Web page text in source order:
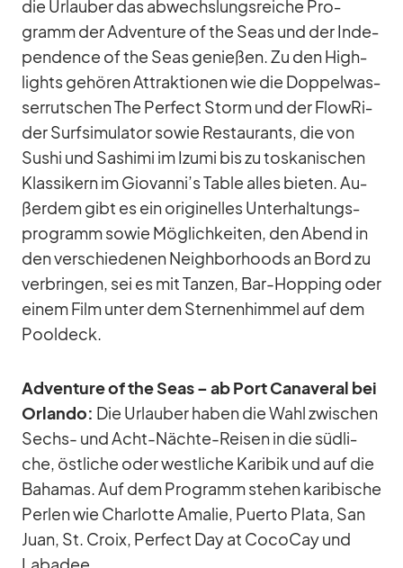
die Ur­lau­ber das ab­wechs­lungs­rei­che Pro­
gramm der Ad­ven­ture of the Seas und der In­de­
pen­dence of the Seas ge­nie­ßen. Zu den High­
lights ge­hö­ren At­trak­tio­nen wie die Dop­pel­was­
ser­rut­schen The Per­fect Storm und der FlowRi­
der Surf­si­mu­la­tor so­wie Re­stau­rants, die von
Su­shi und Sas­himi im Izumi bis zu tos­ka­ni­schen
Klas­si­kern im Giovanni’s Ta­ble al­les bie­ten. Au­
ßer­dem gibt es ein ori­gi­nel­les Un­ter­hal­tungs­
pro­gramm so­wie Mög­lich­kei­ten, den Abend in
den ver­schie­de­nen Neigh­bor­hoods an Bord zu
ver­brin­gen, sei es mit Tan­zen, Bar-Hop­ping oder
ei­nem Film un­ter dem Ster­nen­him­mel auf dem
Pool­deck.
Ad­ven­ture of the Seas – ab Port Ca­na­ve­ral bei
Or­lando: Die Ur­lau­ber ha­ben die Wahl zwi­schen
Sechs- und Acht-Nächte-Rei­sen in die süd­li­
che, öst­li­che oder west­li­che Ka­ri­bik und auf die
Ba­ha­mas. Auf dem Pro­gramm ste­hen ka­ri­bi­sche
Per­len wie Char­lotte Ama­lie, Pu­erto Plata, San
Juan, St. Croix, Per­fect Day at Co­co­Cay und